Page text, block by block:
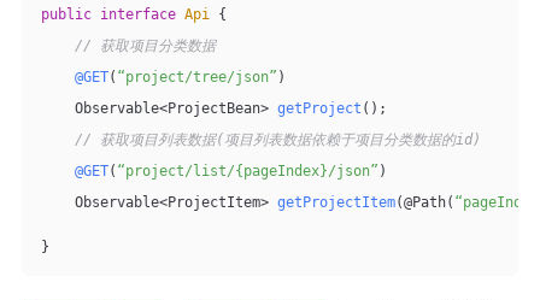
public interface Api {
// 获取项目分类数据
@GET( “project/tree/json” )
Observable<ProjectBean> getProject () ;
// 获取项目列表数据(项目列表数据依赖于项目分类数据的id)
@GET( “project/list/{pageIndex}/json” )
Observable<ProjectItem> getProjectItem(@Path(
}